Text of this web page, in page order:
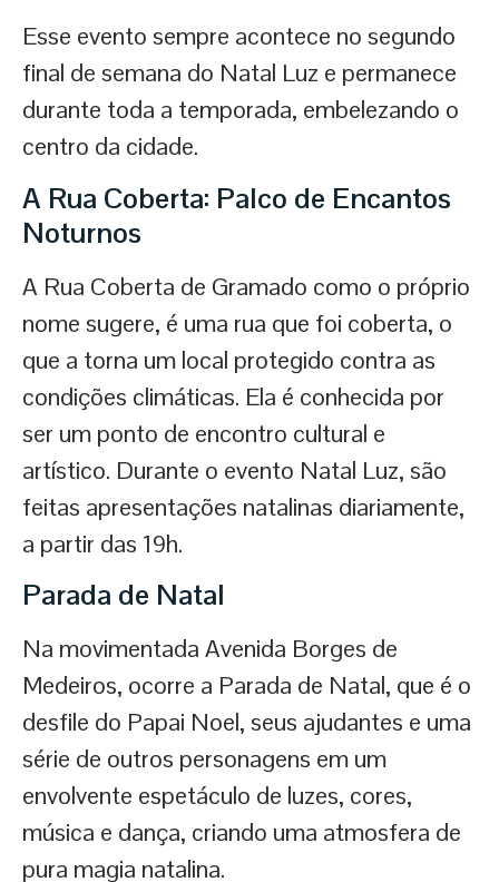
Esse evento sempre acontece no segundo
final de semana do Natal Luz e permanece
durante toda a temporada, embelezando o
centro da cidade.
A Rua Coberta: Palco de Encantos
Noturnos
A Rua Coberta de Gramado como o próprio
nome sugere, é uma rua que foi coberta, o
que a torna um local protegido contra as
condições climáticas. Ela é conhecida por
ser um ponto de encontro cultural e
artístico. Durante o evento Natal Luz, são
feitas apresentações natalinas diariamente,
a partir das 19h.
Parada de Natal
Na movimentada Avenida Borges de
Medeiros, ocorre a Parada de Natal, que é o
desfile do Papai Noel, seus ajudantes e uma
série de outros personagens em um
envolvente espetáculo de luzes, cores,
música e dança, criando uma atmosfera de
pura magia natalina.